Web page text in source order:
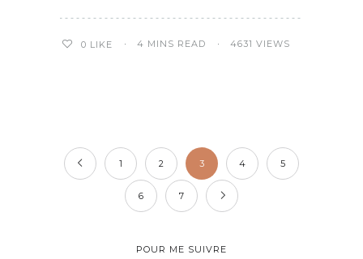
0 LIKE 4 MINS READ 4631 VIEWS
1 2 3 4 5
6 7
POUR ME SUIVRE